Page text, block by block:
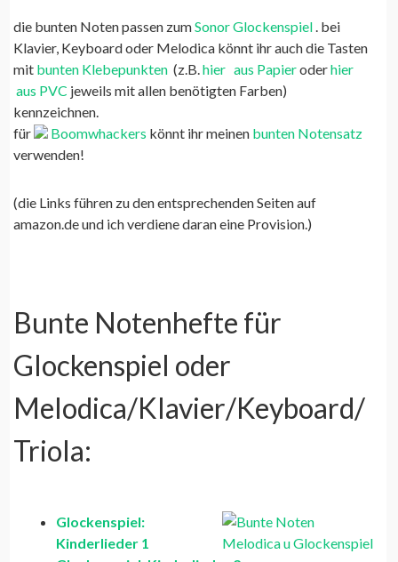
die bunten Noten passen zumSonor Glockenspiel. bei
Klavier, Keyboard oder Melodica könnt ihr auch die Tasten
mit bunten Klebepunkten (z.B.hier aus Papieroderhier
aus PVC jeweils mit allen benötigten Farben)
kennzeichnen.
für
Boomwhackers könnt ihr meinen bunten Notensatz
verwenden!
(die Links führen zu den entsprechenden Seiten auf
amazon.de und ich verdiene daran eine Provision.)
Bunte Notenhefte für
Glockenspiel oder
Melodica/Klavier/Keyboard/
Triola:
Glockenspiel:
Kinderlieder 1